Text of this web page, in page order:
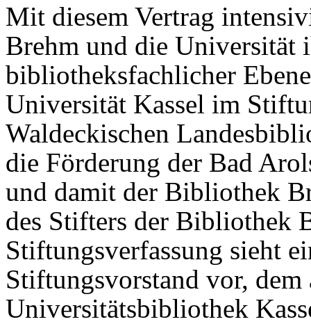
Mit diesem Vertrag
Brehm und die Universität
bibliotheksfachlicher
Universität Kassel im
Waldeckischen
die Förderung der Bad
und damit der Bibliothek
des Stifters der Bibliothek
Stiftungsverfassung sieht
Stiftungsvorstand vor,
Universitätsbibliothek